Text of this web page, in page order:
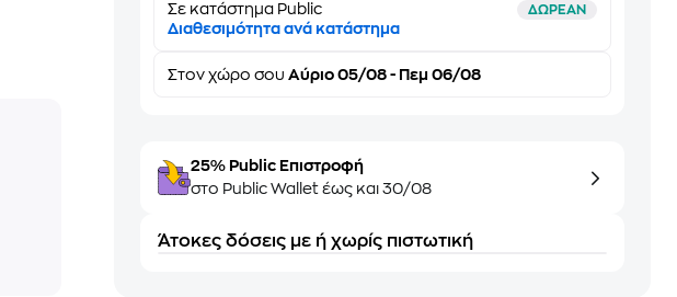
Σε κατάστημα Public ΔΩΡΕΑΝ
Διαθεσιμότητα ανά κατάστημα
Στονχώρο σου Αύριο 05/08 - Πεμ 06/08
25% Public Επιστροφή
στο Public Wallet έως και 30/08
Άτοκες δόσεις με ή χωρίς πιστωτική